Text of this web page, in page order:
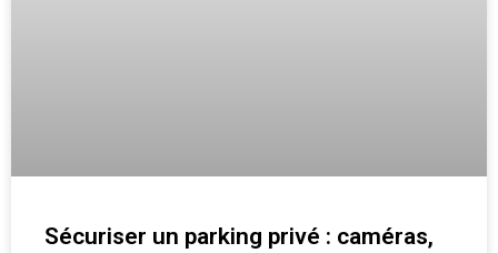
Sécuriser un parking privé : caméras,